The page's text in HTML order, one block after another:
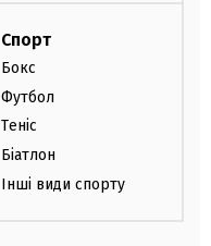
Спорт
Бокс
Футбол
Теніс
Біатлон
Інші види спорту